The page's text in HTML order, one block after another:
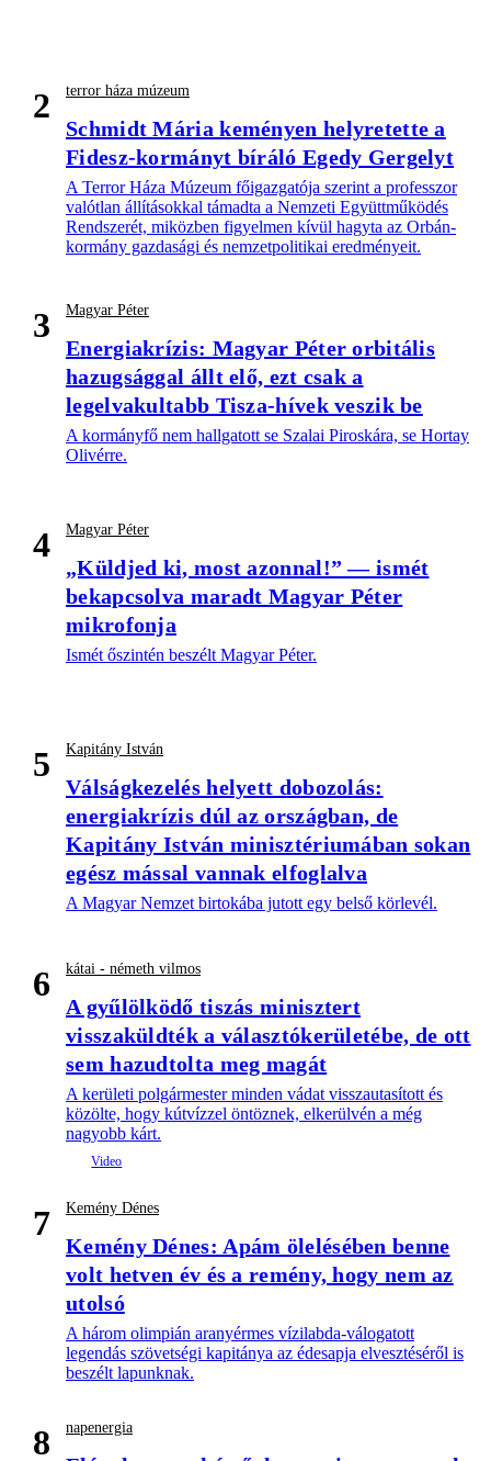
2 terror háza múzeum
Schmidt Mária keményen helyretette a
Fidesz-kormányt bíráló Egedy Gergelyt
A Terror Háza Múzeum főigazgatója szerint a professzor
valótlan állításokkal támadta a Nemzeti Együttműködés
Rendszerét, miközben figyelmen kívül hagyta az Orbán-
kormány gazdasági és nemzetpolitikai eredményeit.
3 Magyar Péter
Energiakrízis: Magyar Péter orbitális
hazugsággal állt elő, ezt csak a
legelvakultabb Tisza-hívek veszik be
A kormányfő nem hallgatott se Szalai Piroskára, se Hortay
Olivérre.
4 Magyar Péter
„Küldjed ki, most azonnal!” — ismét
bekapcsolva maradt Magyar Péter
mikrofonja
Ismét őszintén beszélt Magyar Péter.
5 Kapitány István
Válságkezelés helyett dobozolás:
energiakrízis dúl az országban, de
Kapitány István minisztériumában sokan
egész mással vannak elfoglalva
A Magyar Nemzet birtokába jutott egy belső körlevél.
6 kátai - németh vilmos
A gyűlölködő tiszás minisztert
visszaküldték a választókerületébe, de ott
sem hazudtolta meg magát
A kerületi polgármester minden vádat visszautasított és
közölte, hogy kútvízzel öntöznek, elkerülvén a még
nagyobb kárt.
7 Kemény Dénes
Kemény Dénes: Apám ölelésében benne
volt hetven év és a remény, hogy nem az
utolsó
A három olimpián aranyérmes vízilabda-válogatott
legendás szövetségi kapitánya az édesapja elvesztéséről is
beszélt lapunknak.
8 napenergia